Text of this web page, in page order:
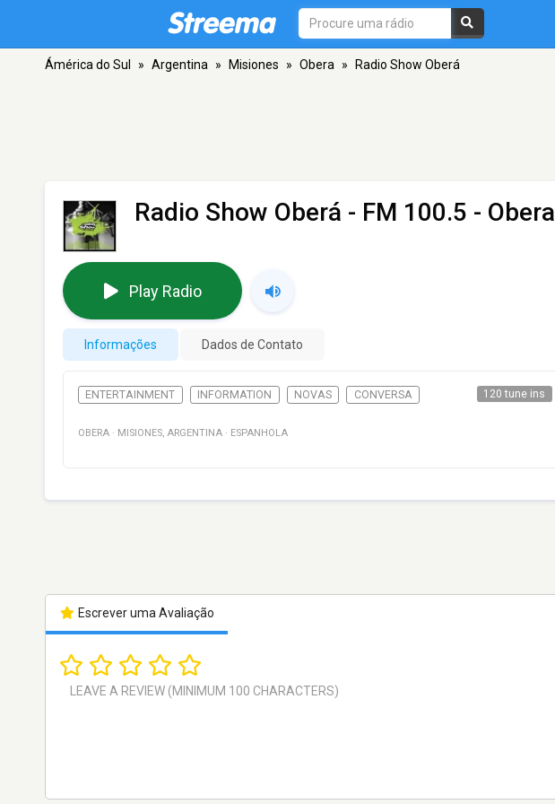
Ámérica do Sul » Argentina » Misiones » Obera » Radio Show Oberá
Radio Show Oberá - FM 100.5 - Obera
Play Radio
Informações Dados de Contato
ENTERTAINMENT INFORMATION NOVAS CONVERSA 120 tune ins
OBERA · MISIONES, ARGENTINA · ESPANHOLA
Escrever uma Avaliação